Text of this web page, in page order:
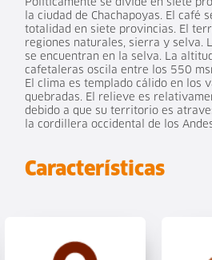
la ciudad de Chachapoyas. El café
totalidad en siete provincias. El
regiones naturales, sierra y selva.
se encuentran en la selva. La
cafetaleras oscila entre los 550
El clima es templado cálido en los
quebradas. El relieve es
debido a que su territorio es
la cordillera occidental de los
Características